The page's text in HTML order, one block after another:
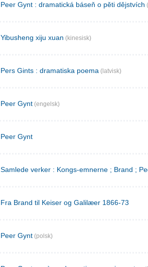
Peer Gynt : dramatická báseň o pěti dějstvích
Yibusheng xiju xuan (kinesisk)
Pers Gints : dramatiska poema (latvisk)
Peer Gynt (engelsk)
Peer Gynt
Samlede verker : Kongs-emnerne ; Brand ;
Fra Brand til Keiser og Galilæer 1866-73
Peer Gynt (polsk)